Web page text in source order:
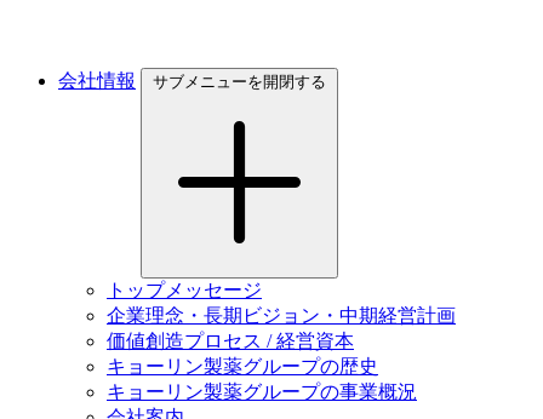
会社情報 サブメニューを開閉する
トップメッセージ
企業理念・長期ビジョン・中期経営計画
価値創造プロセス / 経営資本
キョーリン製薬グループの歴史
キョーリン製薬グループの事業概況